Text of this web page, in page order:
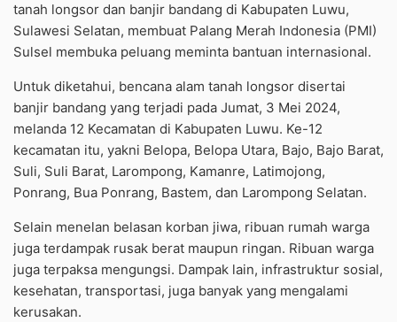
tanah longsor dan banjir bandang di Kabupaten Luwu,
Sulawesi Selatan, membuat Palang Merah Indonesia (PMI)
Sulsel membuka peluang meminta bantuan internasional.
Untuk diketahui, bencana alam tanah longsor disertai
banjir bandang yang terjadi pada Jumat, 3 Mei 2024,
melanda 12 Kecamatan di Kabupaten Luwu. Ke-12
kecamatan itu, yakni Belopa, Belopa Utara, Bajo, Bajo Barat,
Suli, Suli Barat, Larompong, Kamanre, Latimojong,
Ponrang, Bua Ponrang, Bastem, dan Larompong Selatan.
Selain menelan belasan korban jiwa, ribuan rumah warga
juga terdampak rusak berat maupun ringan. Ribuan warga
juga terpaksa mengungsi. Dampak lain, infrastruktur sosial,
kesehatan, transportasi, juga banyak yang mengalami
kerusakan.